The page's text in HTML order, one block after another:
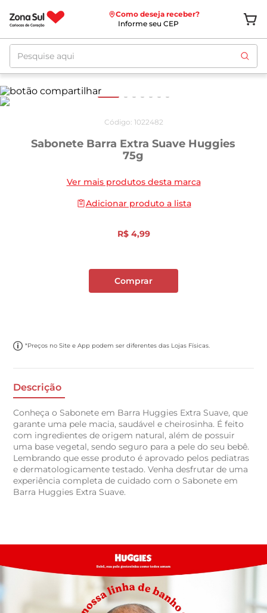
Como deseja receber?
Informe seu CEP
Pesquise aqui
Código: 1022482
Sabonete Barra Extra Suave Huggies
75g
Ver mais produtos desta marca
Adicionar produto a lista
R$ 4,99
Comprar
*Preços no Site e App podem ser diferentes das Lojas Físicas.
Descrição
Conheça o Sabonete em Barra Huggies Extra Suave, que
garante uma pele macia, saudável e cheirosinha. É feito
com ingredientes de origem natural, além de possuir
uma base vegetal, sendo seguro para a pele do seu bebê.
Lembrando que esse produto é aprovado pelos pediatras
e dermatologicamente testado. Venha desfrutar de uma
experiência completa de cuidado com o Sabonete em
Barra Huggies Extra Suave.